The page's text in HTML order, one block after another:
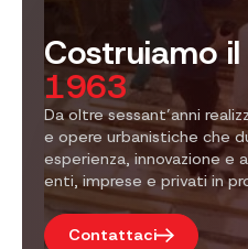
Costruiamo
1963
Da oltre sessant’anni
e opere urbanistiche che
esperienza, innovazione e
enti, imprese e privati in
Contattaci